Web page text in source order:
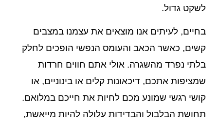
לשקט גדול.
בחיים, לעיתים אנו מוצאים את עצמנו במצבים
קשים, כאשר הכאב והעומס הנפשי הופכים לחלק
בלתי נפרד מהשגרה. אולי אתם חווים חרדות
שמציפות אתכם, דיכאונות קלים או בינוניים, או
קושי רגשי שמונע מכם לחיות את חייכם במלואם.
תחושת הבלבול והבדידות עלולה להיות מייאשת,